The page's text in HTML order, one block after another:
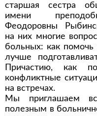
старшая сестра
имени
Феодоровны
на них многие
больных: как помочь
лучше
Причастию, как
конфликтные
на встречах.
Мы приглашаем
полезным в